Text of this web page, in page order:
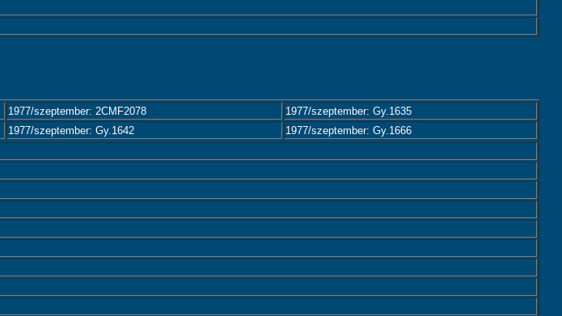
1977/szeptember: 2CMF2078
1977/szeptember: Gy.1635
1977/szeptember: Gy.1642
1977/szeptember: Gy.1666